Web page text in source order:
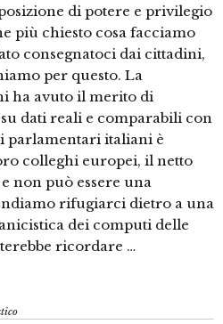
di potere e privilegio
più chiesto cosa facciamo
consegnatoci dai cittadini,
per questo. La
ha avuto il merito di
dati reali e comparabili con
parlamentari italiani è
colleghi europei, il netto
non può essere una
rifugiarci dietro a una
dei computi delle
ricordare …